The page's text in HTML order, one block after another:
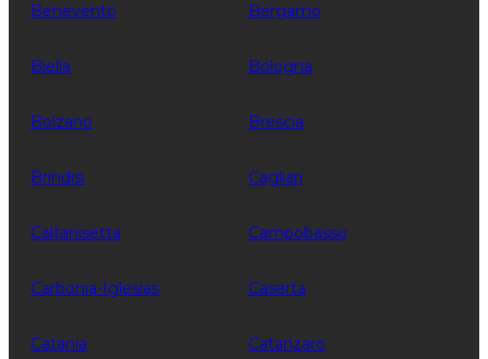
Benevento Bergamo
Biella Bologna
Bolzano Brescia
Brindisi Cagliari
Caltanisetta Campobasso
Carbonia-Iglesias Caserta
Catania Catanzaro